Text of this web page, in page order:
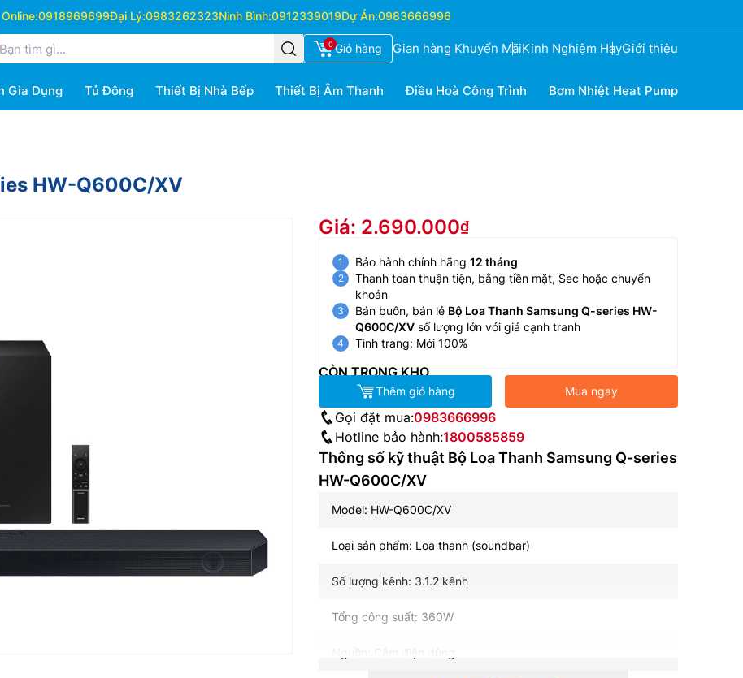
0918969699Đại Lý:0983262323Ninh Bình:0912339019Dự Án:0983666996
0 Giỏ hàng Gian hàng Khuyến MãiKinh Nghiệm HayGiới thiệu
Gia Dụng Tủ Đông Thiết Bị Nhà Bếp Thiết Bị Âm Thanh Điều Hoà Công Trình Bơm Nhiệt Heat Pump
HW-Q600C/XV
Giá: 2.690.000
Bảo hành chính hãng 12 tháng
Thanh toán thuận tiện, bằng tiền mặt, Sec hoặc chuyển
khoản
Bán buôn, bán lẻ Bộ Loa Thanh Samsung Q-series HW-
Q600C/XV số lượng lớn với giá cạnh tranh
Tình trang: Mới 100%
CÒN TRONG KHO
Thêm giỏ hàng Mua ngay
Gọi đặt mua:0983666996
Hotline bảo hành:1800585859
Thông số kỹ thuật Bộ Loa Thanh Samsung Q-series
HW-Q600C/XV
Model: HW-Q600C/XV
Loại sản phẩm: Loa thanh (soundbar)
Số lượng kênh: 3.1.2 kênh
Tổng công suất: 360W
Nguồn: Cắm điện dùng